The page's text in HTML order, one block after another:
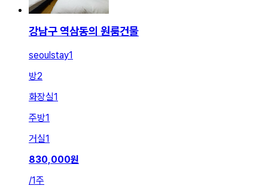
강남구 역삼동의 원룸건물
seoulstay1
방2
화장실1
주방1
거실1
830,000원
/1주